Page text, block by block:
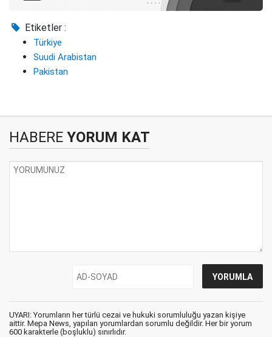
Etiketler :
Türkiye
Suudi Arabistan
Pakistan
HABERE YORUM KAT
UYARI: Yorumların her türlü cezai ve hukuki sorumluluğu yazan kişiye
aittir. Mepa News, yapılan yorumlardan sorumlu değildir. Her bir yorum
600 karakterle (boşluklu) sınırlıdır.